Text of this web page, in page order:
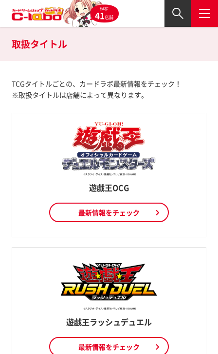
現在
41店舗
取扱タイトル
TCGタイトルごとの、カードラボ最新情報をチェック！
※取扱タイトルは店舗によって異なります。
遊戯王OCG
最新情報をチェック
遊戯王ラッシュデュエル
最新情報をチェック